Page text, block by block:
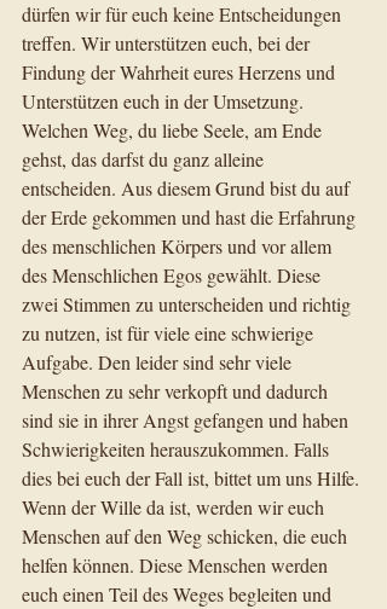
dürfen wir für euch keine Entscheidungen
treffen. Wir unterstützen euch, bei der
Findung der Wahrheit eures Herzens und
Unterstützen euch in der Umsetzung.
Welchen Weg, du liebe Seele, am Ende
gehst, das darfst du ganz alleine
entscheiden. Aus diesem Grund bist du auf
der Erde gekommen und hast die Erfahrung
des menschlichen Körpers und vor allem
des Menschlichen Egos gewählt. Diese
zwei Stimmen zu unterscheiden und richtig
zu nutzen, ist für viele eine schwierige
Aufgabe. Den leider sind sehr viele
Menschen zu sehr verkopft und dadurch
sind sie in ihrer Angst gefangen und haben
Schwierigkeiten herauszukommen. Falls
dies bei euch der Fall ist, bittet um uns Hilfe.
Wenn der Wille da ist, werden wir euch
Menschen auf den Weg schicken, die euch
helfen können. Diese Menschen werden
euch einen Teil des Weges begleiten und